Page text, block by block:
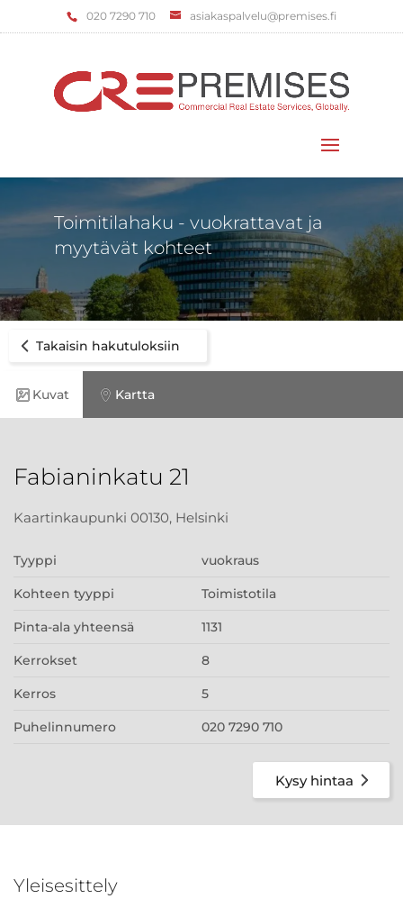
‌020 7290 710 asiakaspalvelu@premises.fi
Toimitilahaku - vuokrattavat ja
myytävät kohteet
Takaisin hakutuloksiin
Kuvat Kartta
Fabianinkatu 21
Kaartinkaupunki 00130, Helsinki
Tyyppi vuokraus
Kohteen tyyppi Toimistotila
Pinta-ala yhteensä 1131
Kerrokset 8
Kerros 5
Puhelinnumero 020 7290 710
Kysy hintaa
Yleisesittely